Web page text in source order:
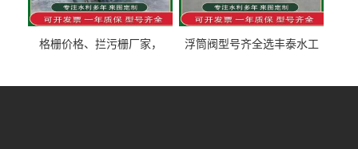
格栅价格、拦污栅厂家，
浮筒阀型号齐全选丰泰水工
道水库电站污水处理钢制闸